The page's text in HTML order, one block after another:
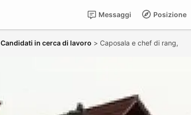
Posizione
Messaggi
Candidati in cerca di lavoro > Caposala e chef di rang,